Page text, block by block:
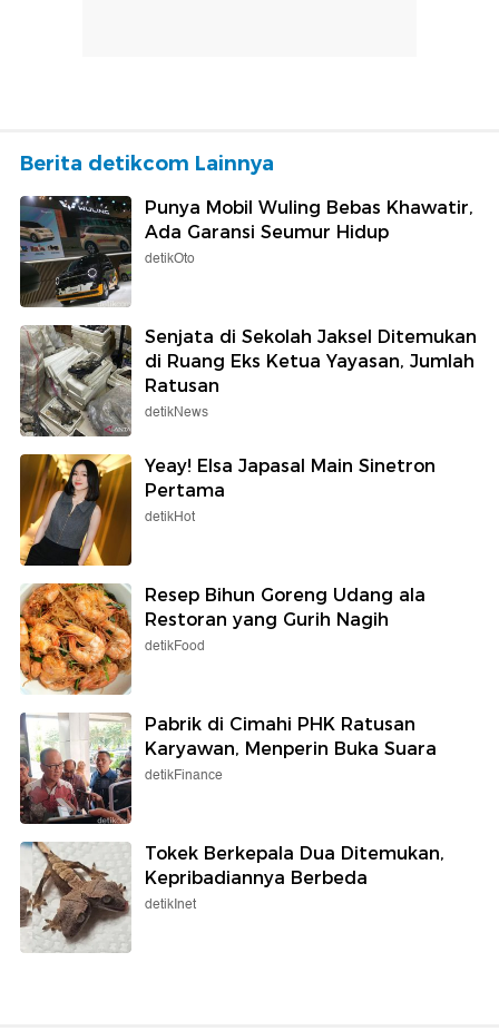
Berita detikcom Lainnya
Punya Mobil Wuling Bebas Khawatir,
Ada Garansi Seumur Hidup
detikOto
Senjata di Sekolah Jaksel Ditemukan
di Ruang Eks Ketua Yayasan, Jumlah
Ratusan
detikNews
Yeay! Elsa Japasal Main Sinetron
Pertama
detikHot
Resep Bihun Goreng Udang ala
Restoran yang Gurih Nagih
detikFood
Pabrik di Cimahi PHK Ratusan
Karyawan, Menperin Buka Suara
detikFinance
Tokek Berkepala Dua Ditemukan,
Kepribadiannya Berbeda
detikInet